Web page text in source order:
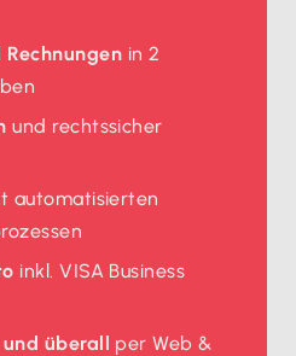
in 2
und rechtssicher
automatisierten
inkl. VISA Business
überall per Web &